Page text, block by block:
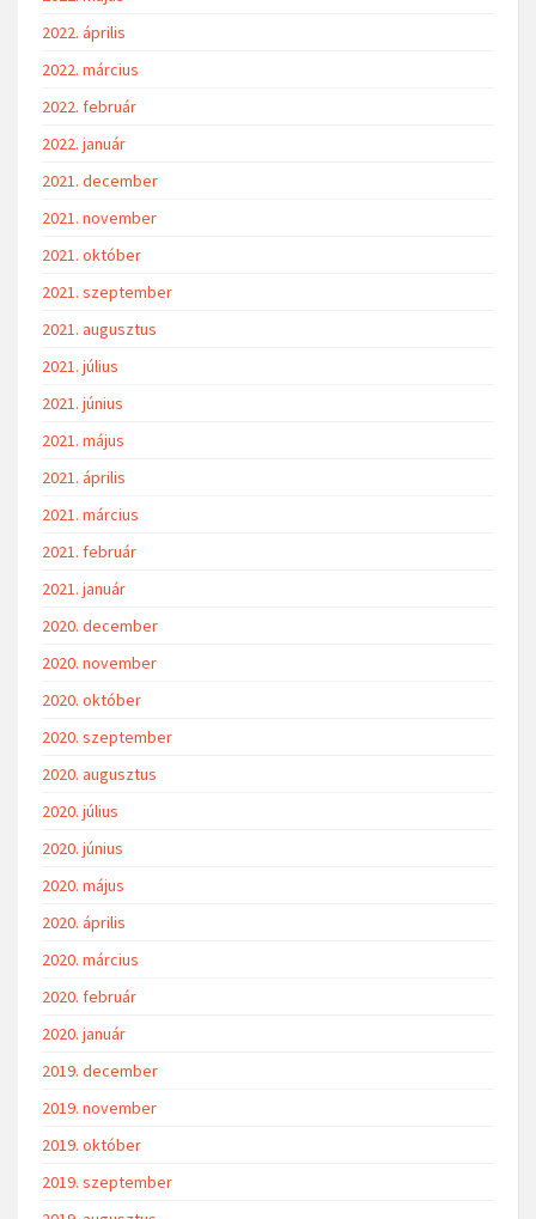
2022. április
2022. március
2022. február
2022. január
2021. december
2021. november
2021. október
2021. szeptember
2021. augusztus
2021. július
2021. június
2021. május
2021. április
2021. március
2021. február
2021. január
2020. december
2020. november
2020. október
2020. szeptember
2020. augusztus
2020. július
2020. június
2020. május
2020. április
2020. március
2020. február
2020. január
2019. december
2019. november
2019. október
2019. szeptember